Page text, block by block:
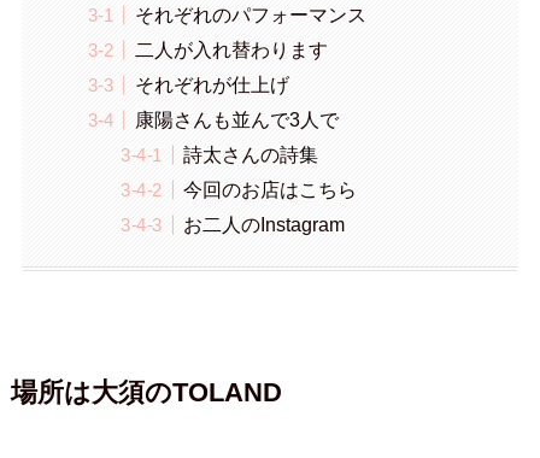
それぞれのパフォーマンス
二人が入れ替わります
それぞれが仕上げ
康陽さんも並んで3人で
詩太さんの詩集
今回のお店はこちら
お二人のInstagram
場所は大須のTOLAND